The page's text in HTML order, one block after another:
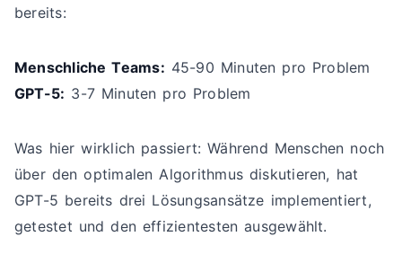
bereits:
Menschliche Teams: 45-90 Minuten pro Problem
GPT-5: 3-7 Minuten pro Problem
Was hier wirklich passiert: Während Menschen noch
über den optimalen Algorithmus diskutieren, hat
GPT-5 bereits drei Lösungsansätze implementiert,
getestet und den effizientesten ausgewählt.